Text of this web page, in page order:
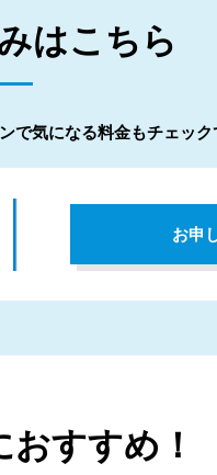
はこちら
で気になる料金もチェッ
お申
すすめ！